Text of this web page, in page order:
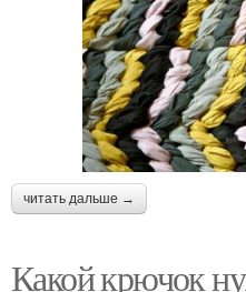
читать дальше →
Какой крючок